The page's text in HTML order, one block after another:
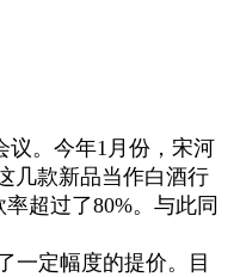
议。今年1月份，宋河
几款新品当作白酒行
超过了80%。与此同
一定幅度的提价。目